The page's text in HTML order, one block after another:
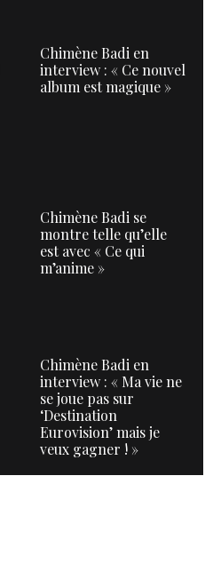
Chimène Badi en
interview : « Ce nouvel
album est magique »
Chimène Badi se
montre telle qu’elle
est avec « Ce qui
m’anime »
Chimène Badi en
interview : « Ma vie ne
se joue pas sur
‘Destination
Eurovision’ mais je
veux gagner ! »